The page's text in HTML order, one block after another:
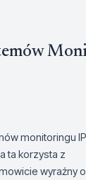
monitoringu
ta korzysta z
wyraźny